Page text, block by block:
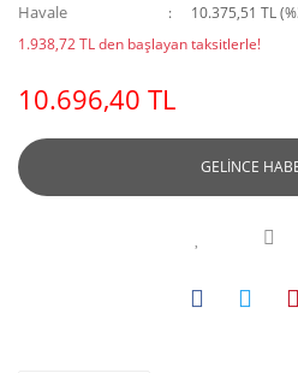
Havale
10.375,51 TL
1.938,72 TL den başlayan taksitlerle!
10.696,40 TL
GELİNCE